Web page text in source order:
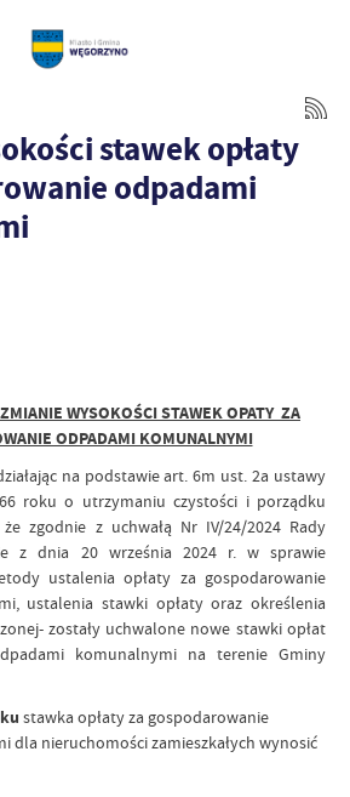
stawek opłaty
odpadami
WYSOKOŚCI STAWEK OPATY ZA
ODPADAMI KOMUNALNYMI
na podstawie art. 6m ust. 2a ustawy
roku o utrzymaniu czystości i porządku
zgodnie z uchwałą Nr IV/24/2024 Rady
z dnia 20 września 2024 r. w sprawie
ustalenia opłaty za gospodarowanie
ustalenia stawki opłaty oraz określenia
zostały uchwalone nowe stawki opłat
komunalnymi na terenie Gminy
stawka opłaty za gospodarowanie
dla nieruchomości zamieszkałych wynosić